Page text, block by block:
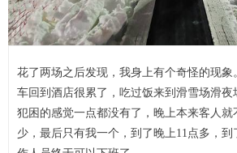
花了两场之后发现，我身上有个奇怪的现象
车回到酒店很累了，吃过饭来到滑雪场滑夜
犯困的感觉一点都没有了，晚上本来客人就
少，最后只有我一个，到了晚上11点多，